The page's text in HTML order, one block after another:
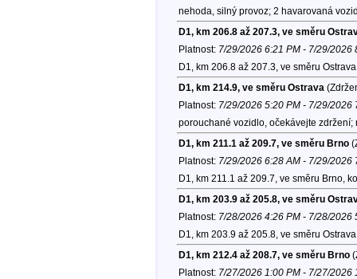
nehoda, silný provoz; 2 havarovaná
D1, km 206.8 až 207.3, ve směru
Platnost: 7/29/2026 6:21 PM - 7/29/2026
D1, km 206.8 až 207.3, ve směru
D1, km 214.9, ve směru Ostrava
Platnost: 7/29/2026 5:20 PM - 7/29/2026
porouchané vozidlo, očekávejte
D1, km 211.1 až 209.7, ve směru Brno
Platnost: 7/29/2026 6:28 AM - 7/29/2026
D1, km 211.1 až 209.7, ve směru Brno,
D1, km 203.9 až 205.8, ve směru
Platnost: 7/28/2026 4:26 PM - 7/28/2026
D1, km 203.9 až 205.8, ve směru
D1, km 212.4 až 208.7, ve směru Brno
Platnost: 7/27/2026 1:00 PM - 7/27/2026